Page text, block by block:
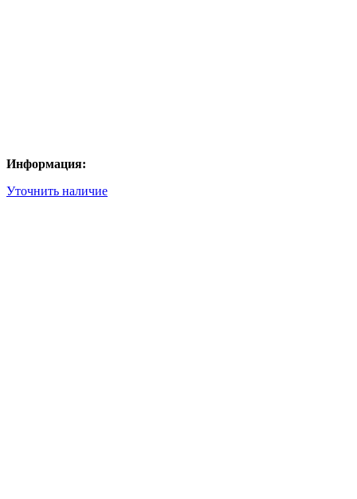
Информация:
Уточнить наличие